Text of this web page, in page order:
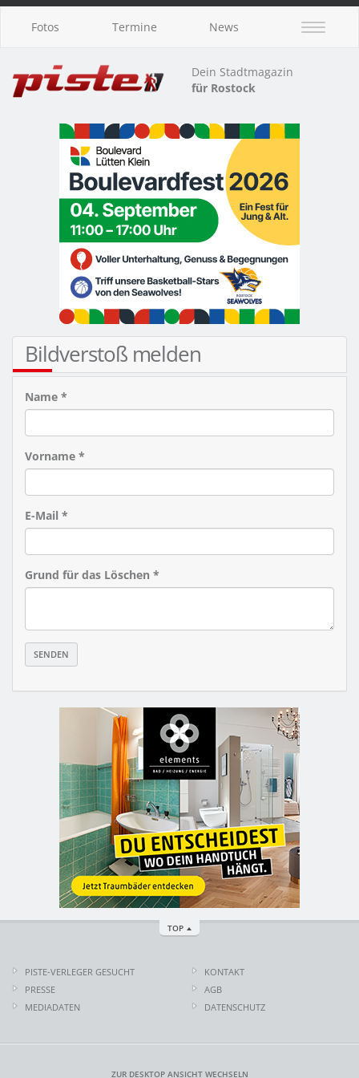
Fotos Termine News
Dein Stadtmagazin
für Rostock
Bildverstoß melden
Name *
Vorname *
E-Mail *
Grund für das Löschen *
TOP
PISTE-VERLEGER GESUCHT
PRESSE
MEDIADATEN
KONTAKT
AGB
DATENSCHUTZ
ZUR DESKTOP ANSICHT WECHSELN